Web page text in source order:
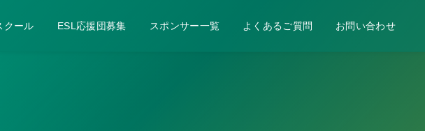
クール ESL応援団募集 スポンサー一覧 よくあるご質問 お問い合わせ